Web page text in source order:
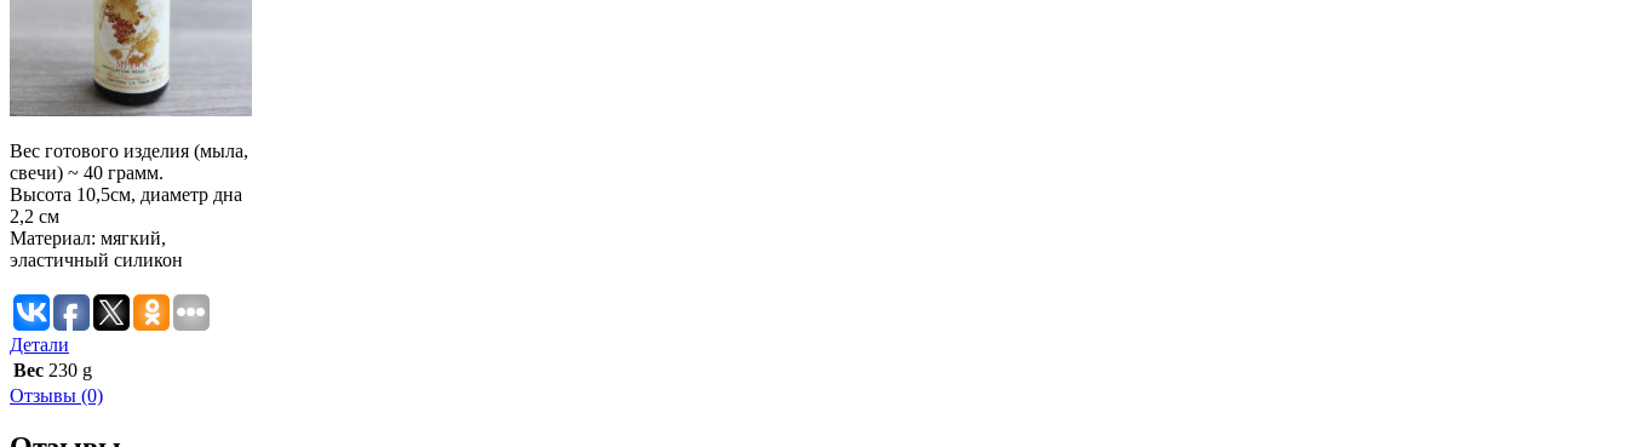
Вес готового изделия (мыла,
свечи) ~ 40 грамм.
Высота 10,5см, диаметр дна
2,2 см
Материал: мягкий,
эластичный силикон
Детали
Вес 230 g
Отзывы (0)